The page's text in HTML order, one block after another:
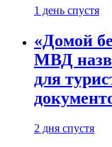
1 день спустя
«Домой
МВД
для
2 дня спустя